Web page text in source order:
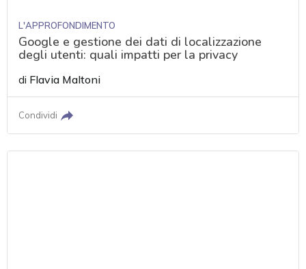
L'APPROFONDIMENTO
Google e gestione dei dati di localizzazione
degli utenti: quali impatti per la privacy
di Flavia Maltoni
Condividi